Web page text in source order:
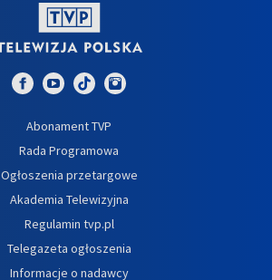
Abonament TVP
Rada Programowa
Ogłoszenia przetargowe
Akademia Telewizyjna
Regulamin tvp.pl
Telegazeta ogłoszenia
Informacje o nadawcy